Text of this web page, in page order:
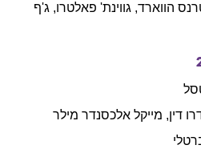
הווארד, גווינת' פאלטרו, ג'ף
דין, מייקל אלכסנדר מילר